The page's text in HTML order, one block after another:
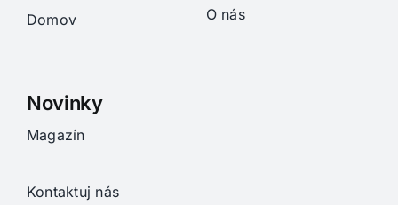
Domov O nás
Novinky
Magazín
Kontaktuj nás